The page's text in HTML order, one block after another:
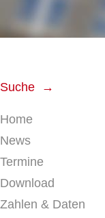
Suche →
Home
News
Termine
Download
Zahlen & Daten